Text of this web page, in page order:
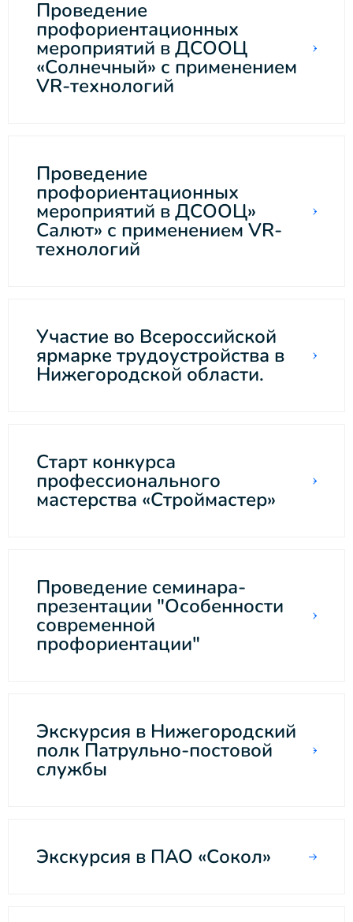
Проведение
профориентационных
мероприятий в ДСООЦ
«Солнечный» с применением
VR-технологий
Проведение
профориентационных
мероприятий в ДСООЦ»
Салют» с применением VR-
технологий
Участие во Всероссийской
ярмарке трудоустройства в
Нижегородской области.
Старт конкурса
профессионального
мастерства «Строймастер»
Проведение семинара-
презентации "Особенности
современной
профориентации"
Экскурсия в Нижегородский
полк Патрульно-постовой
службы
Экскурсия в ПАО «Сокол»